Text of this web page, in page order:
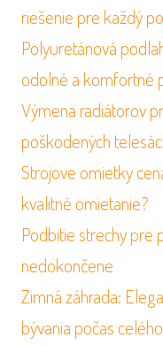
riešenie pre každý
Polyuretánová
odolné a komfortné
Výmena radiátorov
poškodených
Strojove omietky
kvalitné omietanie?
Podbitie strechy pre
nedokončene
Zimná záhrada:
bývania počas